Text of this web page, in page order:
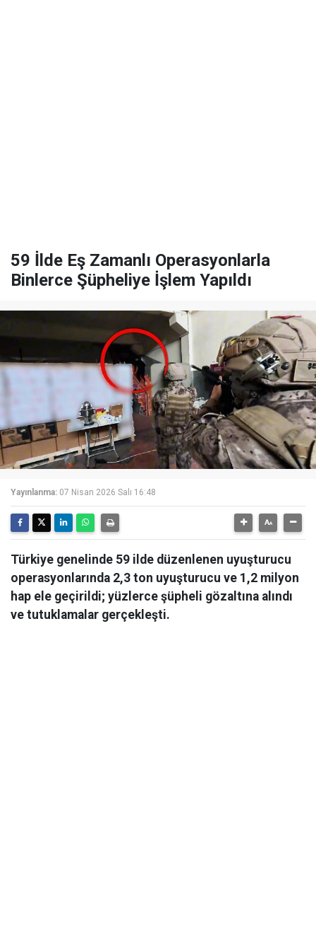
59 İlde Eş Zamanlı Operasyonlarla
Binlerce Şüpheliye İşlem Yapıldı
Yayınlanma: 07 Nisan 2026 Salı 16:48
Türkiye genelinde 59 ilde düzenlenen uyuşturucu
operasyonlarında 2,3 ton uyuşturucu ve 1,2 milyon
hap ele geçirildi; yüzlerce şüpheli gözaltına alındı
ve tutuklamalar gerçekleşti.